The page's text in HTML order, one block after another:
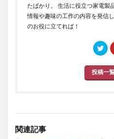
たばかり。 生活に役立つ家電製
情報や趣味の工作の内容を発信
のお役に立てれば！
投稿一
関連記事